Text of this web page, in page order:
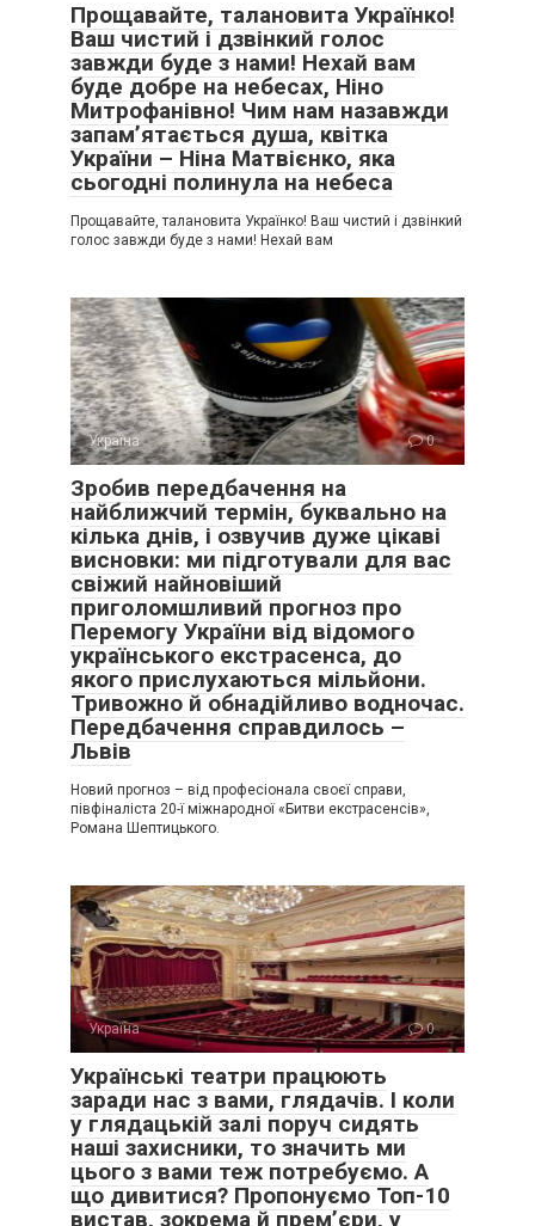
Прощавайте, талановита Українко!
Ваш чистий і дзвінкий голос
завжди буде з нами! Нехай вам
буде добре на небесах, Ніно
Митрофанівно! Чим нам назавжди
запам’ятається душа, квітка
України – Ніна Матвієнко, яка
сьогодні полинула на небеса
Прощавайте, талановита Українко! Ваш чистий і дзвінкий
голос завжди буде з нами! Нехай вам
Україна 0
Зробив передбачення на
найближчий термін, буквально на
кілька днів, і озвучив дуже цікаві
висновки: ми підготували для вас
свіжий найновіший
приголомшливий прогноз про
Перемогу України від відомого
українського екстрасенса, до
якого прислухаються мільйони.
Тривожно й обнадійливо водночас.
Передбачення справдилось –
Львів
Новий прогноз – від професіонала своєї справи,
півфіналіста 20-ї міжнародної «Битви екстрасенсів»,
Романа Шептицького.
Україна 0
Українські театри працюють
заради нас з вами, глядачів. І коли
у глядацькій залі поруч сидять
наші захисники, то значить ми
цього з вами теж потребуємо. А
що дивитися? Пропонуємо Топ-10
вистав, зокрема й прем’єри, у